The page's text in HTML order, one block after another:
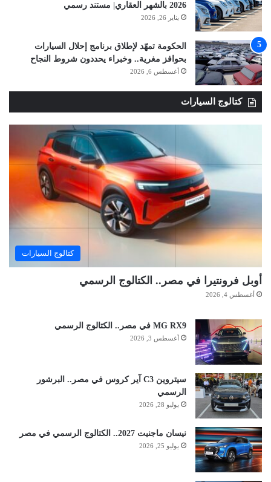
2026 بالشهر العقاري| مستند رسمي
يناير 26, 2026
الحكومة تمهّد لإطلاق برنامج إحلال السيارات
بحوافز مغرية.. وخبراء يحددون شروط النجاح
أغسطس 6, 2026
كتالوج السيارات
كتالوج السيارات
أوبل فرونتيرا في مصر.. الكتالوج الرسمي
أغسطس 4, 2026
MG RX9 في مصر.. الكتالوج الرسمي
أغسطس 3, 2026
سيتروين C3 آير كروس في مصر.. البرشور
الرسمي
يوليو 28, 2026
نيسان ماجنيت 2027.. الكتالوج الرسمي في مصر
يوليو 25, 2026